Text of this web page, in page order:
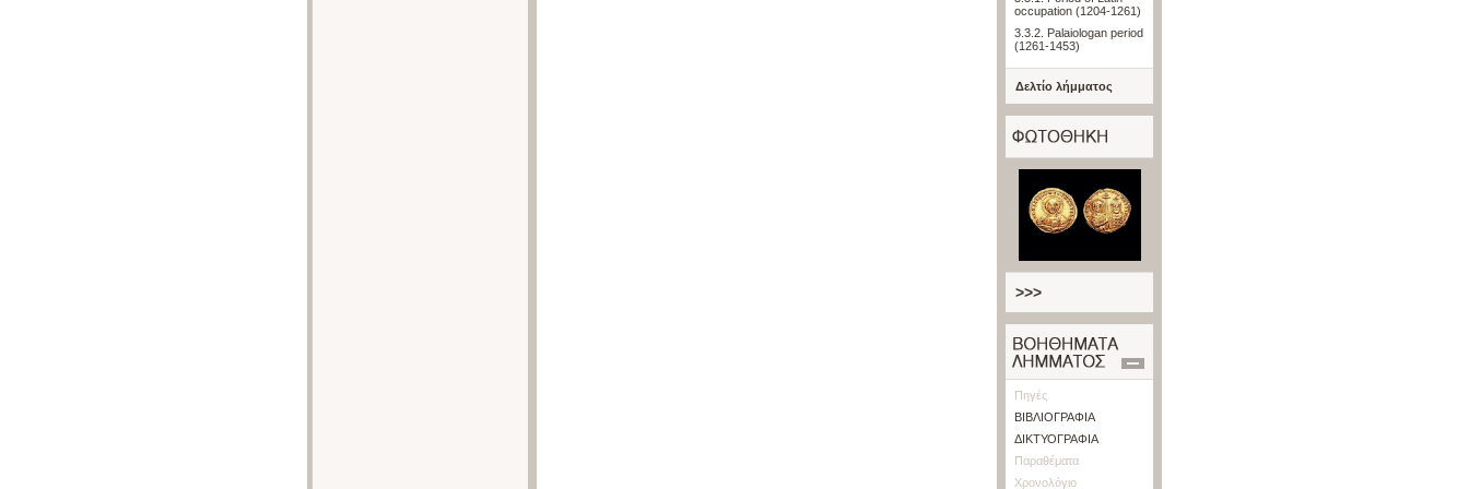
occupation (1204-1261)
3.3.2. Palaiologan period
(1261-1453)
Δελτίο λήμματος
>>>
Πηγές
ΒΙΒΛΙΟΓΡΑΦΙΑ
ΔΙΚΤΥΟΓΡΑΦΙΑ
Παραθέματα
Χρονολόγιο